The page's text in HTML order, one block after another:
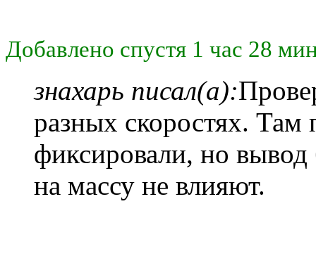
Добавлено спустя 1 час 28
знахарь писал(а):
разных скоростях. Там
фиксировали, но
на массу не влияют.